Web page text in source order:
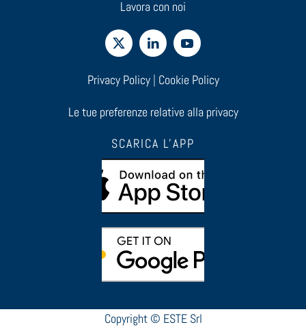
Lavora con noi
Privacy Policy| Cookie Policy
Le tue preferenze relative alla privacy
SCARICA L'APP
Copyright © ESTE Srl